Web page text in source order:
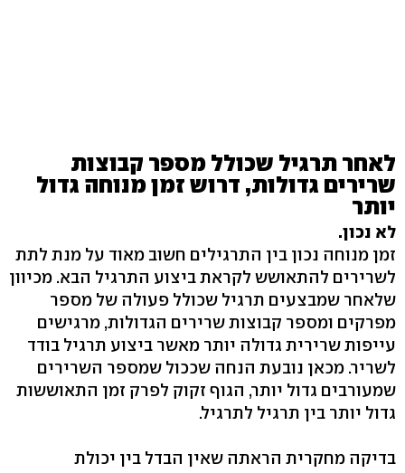
לאחר תרגיל שכולל מספר קבוצות
שרירים גדולות, דרוש זמן מנוחה גדול
יותר
לא נכון.
זמן מנוחה נכון בין התרגילים חשוב מאוד על מנת לתת
לשרירים להתאושש לקראת ביצוע התרגיל הבא. מכיוון
שלאחר שמבצעים תרגיל שכולל פעולה של מספר
מפרקים ומספר קבוצות שרירים הגדולות, מרגישים
עייפות שרירית גדולה יותר מאשר ביצוע תרגיל בודד
לשריר. מכאן נובעת הנחה שככול שמספר השרירים
שמעורבים גדול יותר, הגוף זקוק לפרק זמן התאוששות
גדול יותר בין תרגיל לתרגיל.
בדיקה מחקרית הראתה שאין הבדל בין יכולת